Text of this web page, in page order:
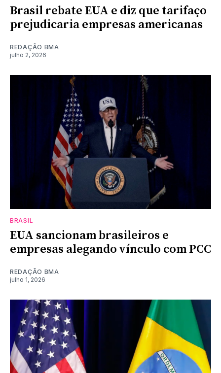
Brasil rebate EUA e diz que tarifaço
prejudicaria empresas americanas
REDAÇÃO BMA
julho 2, 2026
BRASIL
EUA sancionam brasileiros e
empresas alegando vínculo com PCC
REDAÇÃO BMA
julho 1, 2026